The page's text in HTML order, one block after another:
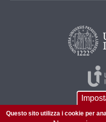
Questo sito utilizza i cookie per